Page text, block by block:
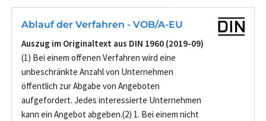
Ablauf der Verfahren - VOB/A-EU
Auszug im Originaltext aus DIN 1960 (2019-09)
(1) Bei einem offenen Verfahren wird eine
unbeschränkte Anzahl von Unternehmen
öffentlich zur Abgabe von Angeboten
aufgefordert. Jedes interessierte Unternehmen
kann ein Angebot abgeben.(2) 1. Bei einem nicht